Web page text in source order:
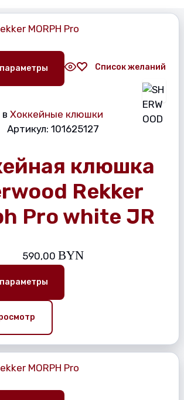
Список желаний
в Хоккейные клюшки
Артикул: 101625127
клюшка
Rekker
Pro white JR
590,00 BYN